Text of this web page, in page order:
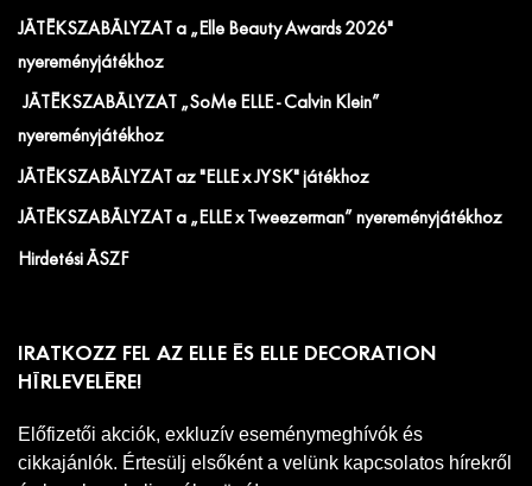
JÁTÉKSZABÁLYZAT a „Elle Beauty Awards 2026"
nyereményjátékhoz
JÁTÉKSZABÁLYZAT „SoMe ELLE - Calvin Klein”
nyereményjátékhoz
JÁTÉKSZABÁLYZAT az "ELLE x JYSK" játékhoz
JÁTÉKSZABÁLYZAT a „ELLE x Tweezerman” nyereményjátékhoz
Hirdetési ÁSZF
IRATKOZZ FEL AZ ELLE ÉS ELLE DECORATION
HÍRLEVELÉRE!
Előfizetői akciók, exkluzív eseménymeghívók és
cikkajánlók. Értesülj elsőként a velünk kapcsolatos hírekről